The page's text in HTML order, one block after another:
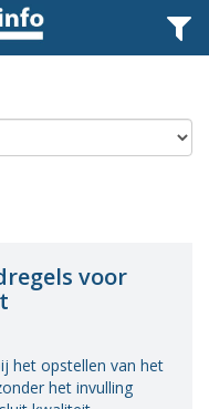
voor
het opstellen van het
het invulling